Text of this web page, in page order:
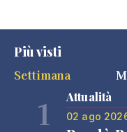
Più visti
Settimana
1 Attualità
02 ago